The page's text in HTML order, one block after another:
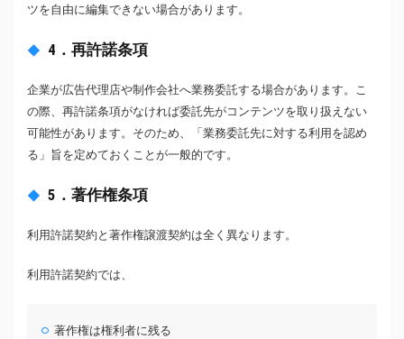
ツを自由に編集できない場合があります。
4．再許諾条項
企業が広告代理店や制作会社へ業務委託する場合があります。こ
の際、再許諾条項がなければ委託先がコンテンツを取り扱えない
可能性があります。そのため、「業務委託先に対する利用を認め
る」旨を定めておくことが一般的です。
5．著作権条項
利用許諾契約と著作権譲渡契約は全く異なります。
利用許諾契約では、
著作権は権利者に残る